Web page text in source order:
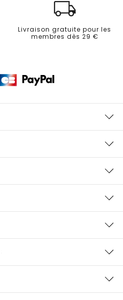
Livraison gratuite pour les
membres dès 29 €